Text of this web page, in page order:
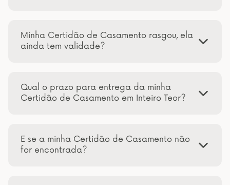
Minha Certidão de Casamento rasgou, ela
ainda tem validade?
Qual o prazo para entrega da minha
Certidão de Casamento em Inteiro Teor?
E se a minha Certidão de Casamento não
for encontrada?